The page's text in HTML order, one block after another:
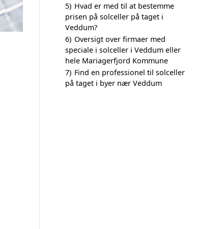
5) Hvad er med til at bestemme
prisen på solceller på taget i
Veddum?
6) Oversigt over firmaer med
speciale i solceller i Veddum eller
hele Mariagerfjord Kommune
7) Find en professionel til solceller
på taget i byer nær Veddum